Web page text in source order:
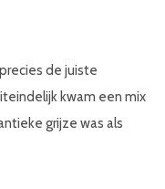
de juiste
kwam een mix
grijze was als